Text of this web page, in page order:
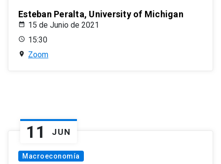
Esteban Peralta, University of Michigan
15 de Junio de 2021
15:30
Zoom
11 JUN
Macroeconomía